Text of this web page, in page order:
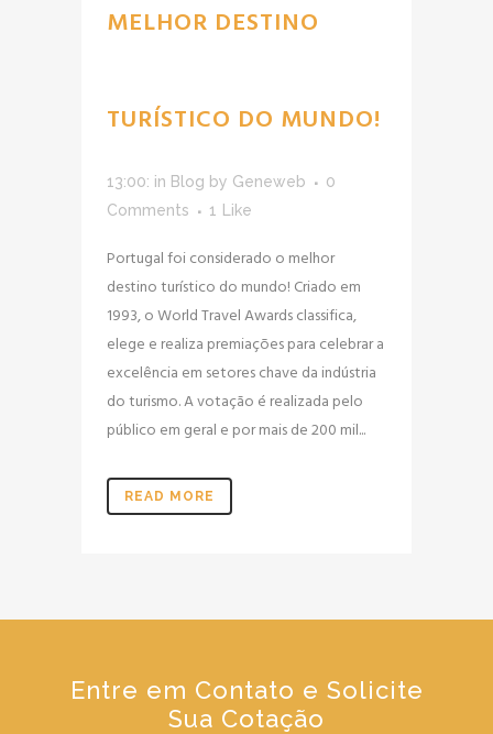
MELHOR DESTINO
TURÍSTICO DO MUNDO!
13:00: in Blog by Geneweb
0
Comments
1 Like
Portugal foi considerado o melhor
destino turístico do mundo! Criado em
1993, o World Travel Awards classifica,
elege e realiza premiações para celebrar a
excelência em setores chave da indústria
do turismo. A votação é realizada pelo
público em geral e por mais de 200 mil...
READ MORE
Entre em Contato e Solicite
Sua Cotação